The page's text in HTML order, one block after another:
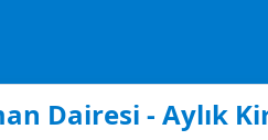
Dairesi - Aylık